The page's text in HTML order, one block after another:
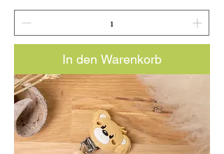
In den Warenkorb